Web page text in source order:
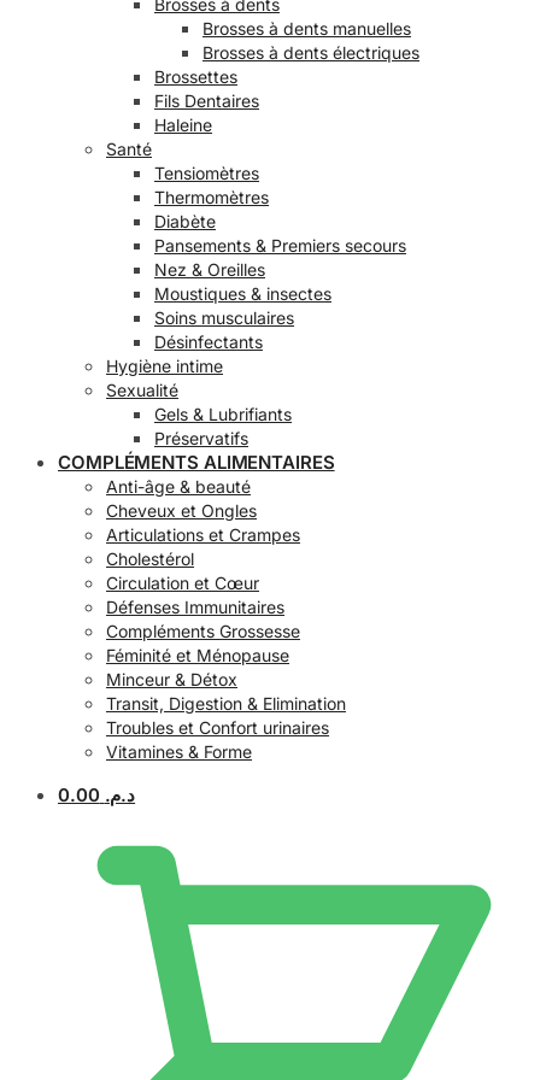
Brosses à dents
Brosses à dents manuelles
Brosses à dents électriques
Brossettes
Fils Dentaires
Haleine
Santé
Tensiomètres
Thermomètres
Diabète
Pansements & Premiers secours
Nez & Oreilles
Moustiques & insectes
Soins musculaires
Désinfectants
Hygiène intime
Sexualité
Gels & Lubrifiants
Préservatifs
COMPLÉMENTS ALIMENTAIRES
Anti-âge & beauté
Cheveux et Ongles
Articulations et Crampes
Cholestérol
Circulation et Cœur
Défenses Immunitaires
Compléments Grossesse
Féminité et Ménopause
Minceur & Détox
Transit, Digestion & Elimination
Troubles et Confort urinaires
Vitamines & Forme
د.م. 0.00